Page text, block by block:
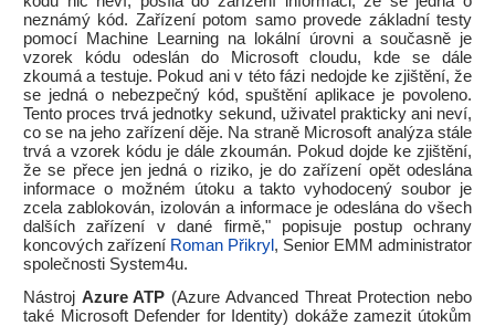
neznámý kód. Zařízení potom samo provede základní testy
pomocí Machine Learning na lokální úrovni a současně je
vzorek kódu odeslán do Microsoft cloudu, kde se dále
zkoumá a testuje. Pokud ani v této fázi nedojde ke zjištění, že
se jedná o nebezpečný kód, spuštění aplikace je povoleno.
Tento proces trvá jednotky sekund, uživatel prakticky ani neví,
co se na jeho zařízení děje. Na straně Microsoft analýza stále
trvá a vzorek kódu je dále zkoumán. Pokud dojde ke zjištění,
že se přece jen jedná o riziko, je do zařízení opět odeslána
informace o možném útoku a takto vyhodocený soubor je
zcela zablokován, izolován a informace je odeslána do všech
dalších zařízení v dané firmě," popisuje postup ochrany
koncových zařízení Roman Přikryl , Senior EMM administrator
společnosti System4u.
Nástroj Azure ATP (Azure Advanced Threat Protection nebo
také Microsoft Defender for Identity) dokáže zamezit útokům